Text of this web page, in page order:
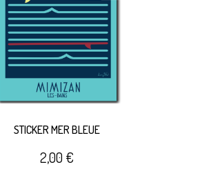
STICKER MER BLEUE
2,00 €